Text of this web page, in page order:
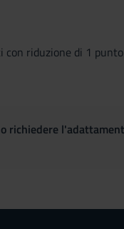
riduzione di 1
richiedere